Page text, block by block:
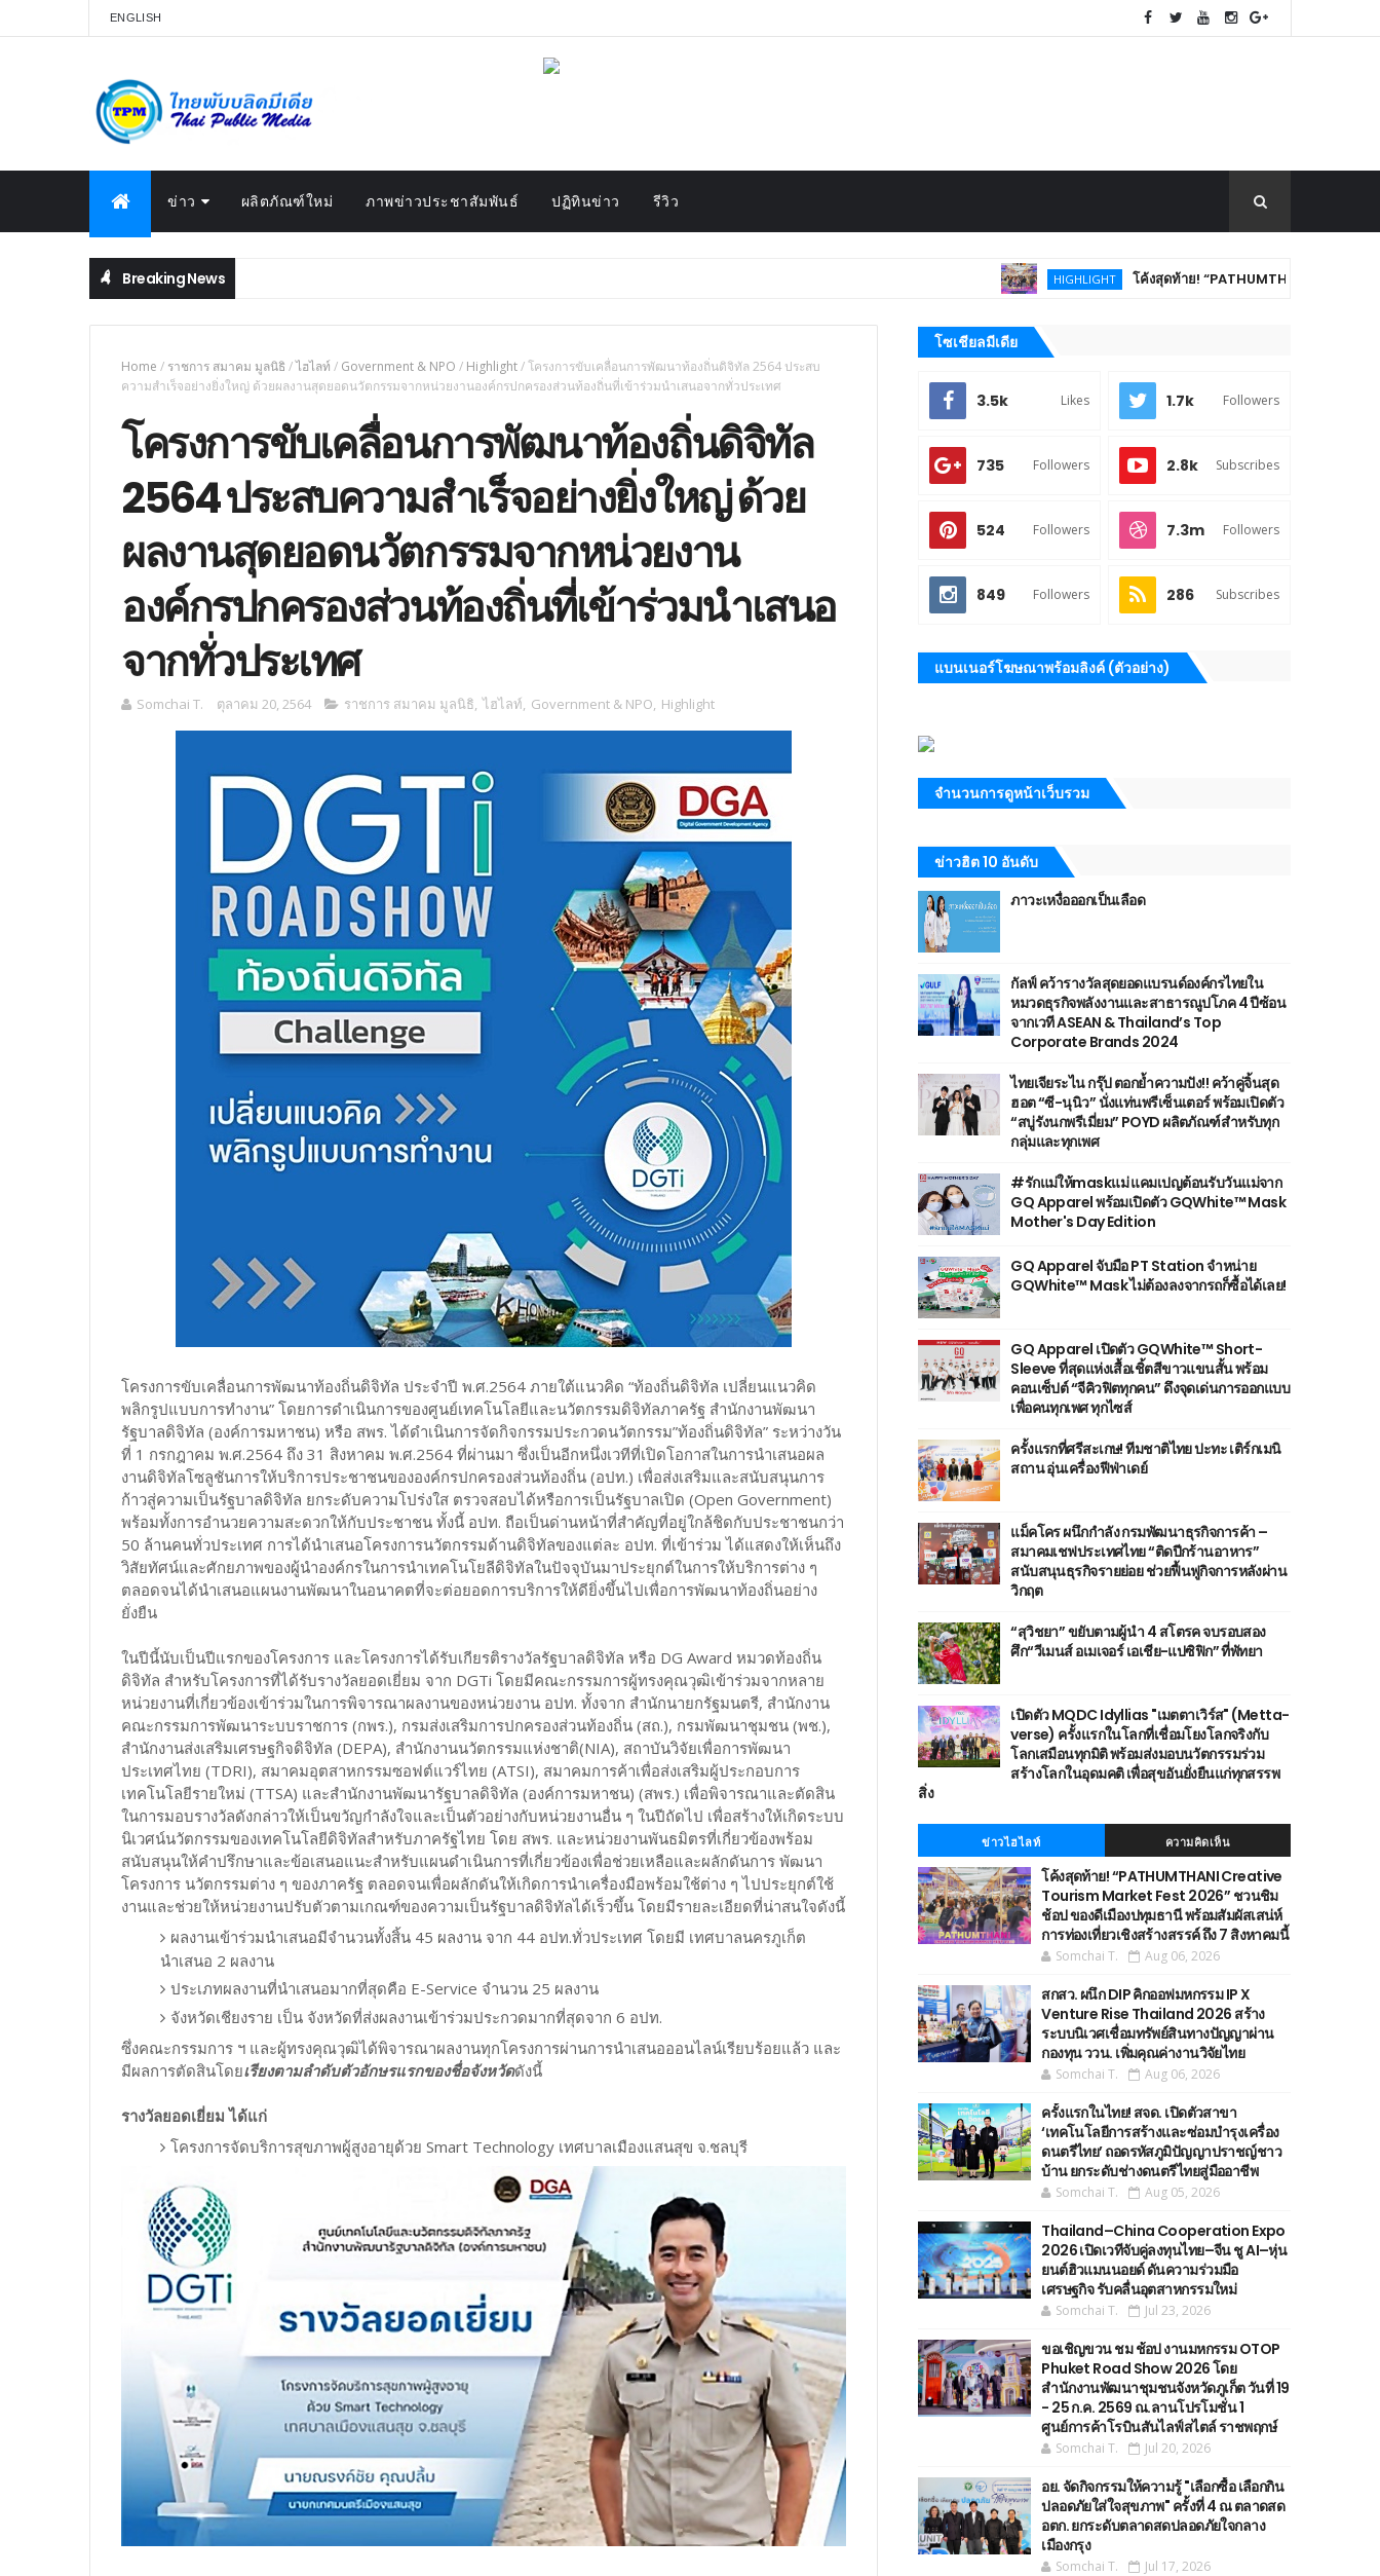
ENGLISH
ข่าว ผลิตภัณฑ์ใหม่ ภาพข่าวประชาสัมพันธ์ ปฏิทินข่าว รีวิว
Breaking News HIGHLIGHT โค้งสุดท้าย! “PATHUMTHANI Creative Tourism
Home / ราชการ สมาคม มูลนิธิ /ไฮไลท์ / Government & NPO / Highlight/โครงการขับเคลื่อนการพัฒนาท้องถิ่นดิจิทัล 2564 ประสบ
ความสำเร็จอย่างยิ่งใหญ่ ด้วยผลงานสุดยอดนวัตกรรมจากหน่วยงานองค์กรปกครองส่วนท้องถิ่นที่เข้าร่วมนำเสนอจากทั่วประเทศ
โครงการขับเคลื่อนการพัฒนาท้องถิ่นดิจิทัล
2564 ประสบความสำเร็จอย่างยิ่งใหญ่ ด้วย
ผลงานสุดยอดนวัตกรรมจากหน่วยงาน
องค์กรปกครองส่วนท้องถิ่นที่เข้าร่วมนำเสนอ
จากทั่วประเทศ
Somchai T. ตุลาคม 20, 2564 ราชการ สมาคม มูลนิธิ, ไฮไลท์, Government & NPO, Highlight
โครงการขับเคลื่อนการพัฒนาท้องถิ่นดิจิทัล ประจำปี พ.ศ.2564 ภายใต้แนวคิด “ท้องถิ่นดิจิทัล เปลี่ยนแนวคิด
พลิกรูปแบบการทำงาน” โดยการดำเนินการของศูนย์เทคโนโลยีและนวัตกรรมดิจิทัลภาครัฐ สำนักงานพัฒนา
รัฐบาลดิจิทัล (องค์การมหาชน) หรือ สพร. ได้ดำเนินการจัดกิจกรรมประกวดนวัตกรรม”ท้องถิ่นดิจิทัล” ระหว่างวัน
ที่ 1 กรกฎาคม พ.ศ.2564 ถึง 31 สิงหาคม พ.ศ.2564 ที่ผ่านมา ซึ่งเป็นอีกหนึ่งเวทีที่เปิดโอกาสในการนำเสนอผล
งานดิจิทัลโซลูชันการให้บริการประชาชนขององค์กรปกครองส่วนท้องถิ่น (อปท.) เพื่อส่งเสริมและสนับสนุนการ
ก้าวสู่ความเป็นรัฐบาลดิจิทัล ยกระดับความโปร่งใส ตรวจสอบได้หรือการเป็นรัฐบาลเปิด (Open Government)
พร้อมทั้งการอำนวยความสะดวกให้กับประชาชน ทั้งนี้ อปท. ถือเป็นด่านหน้าที่สำคัญที่อยู่ใกล้ชิดกับประชาชนกว่า
50 ล้านคนทั่วประเทศ การได้นำเสนอโครงการนวัตกรรมด้านดิจิทัลของแต่ละ อปท. ที่เข้าร่วม ได้แสดงให้เห็นถึง
วิสัยทัศน์และศักยภาพของผู้นำองค์กรในการนำเทคโนโยลีดิจิทัลในปัจจุบันมาประยุกต์ในการให้บริการต่าง ๆ
ตลอดจนได้นำเสนอแผนงานพัฒนาในอนาคตที่จะต่อยอดการบริการให้ดียิ่งขึ้นไปเพื่อการพัฒนาท้องถิ่นอย่าง
ยั่งยืน
ในปีนี้นับเป็นปีแรกของโครงการ และโครงการได้รับเกียรติรางวัลรัฐบาลดิจิทัล หรือ DG Award หมวดท้องถิ่น
ดิจิทัล สำหรับโครงการที่ได้รับรางวัลยอดเยี่ยม จาก DGTi โดยมีคณะกรรมการผู้ทรงคุณวุฒิเข้าร่วมจากหลาย
หน่วยงานที่เกี่ยวข้องเข้าร่วมในการพิจารณาผลงานของหน่วยงาน อปท. ทั้งจาก สำนักนายกรัฐมนตรี, สำนักงาน
คณะกรรมการพัฒนาระบบราชการ (กพร.), กรมส่งเสริมการปกครองส่วนท้องถิ่น (สถ.), กรมพัฒนาชุมชน (พช.),
สำนักงานส่งเสริมเศรษฐกิจดิจิทัล (DEPA), สำนักงานนวัตกรรมแห่งชาติ(NIA), สถาบันวิจัยเพื่อการพัฒนา
ประเทศไทย (TDRI), สมาคมอุตสาหกรรมซอฟต์แวร์ไทย (ATSI), สมาคมการค้าเพื่อส่งเสริมผู้ประกอบการ
เทคโนโลยีรายใหม่ (TTSA) และสำนักงานพัฒนารัฐบาลดิจิทัล (องค์การมหาชน) (สพร.) เพื่อพิจารณาและตัดสิน
ในการมอบรางวัลดังกล่าวให้เป็นขวัญกำลังใจและเป็นตัวอย่างกับหน่วยงานอื่น ๆ ในปีถัดไป เพื่อสร้างให้เกิดระบบ
นิเวศน์นวัตกรรมของเทคโนโลยีดิจิทัลสำหรับภาครัฐไทย โดย สพร. และหน่วยงานพันธมิตรที่เกี่ยวข้องพร้อม
สนับสนุนให้คำปรึกษาและข้อเสนอแนะสำหรับแผนดำเนินการที่เกี่ยวข้องเพื่อช่วยเหลือและผลักดันการ พัฒนา
โครงการ นวัตกรรมต่าง ๆ ของภาครัฐ ตลอดจนเพื่อผลักดันให้เกิดการนำเครื่องมือพร้อมใช้ต่าง ๆ ไปประยุกต์ใช้
งานและช่วยให้หน่วยงานปรับตัวตามเกณฑ์ของความเป็นรัฐบาลดิจิทัลได้เร็วขึ้น โดยมีรายละเอียดที่น่าสนใจดังนี้
ผลงานเข้าร่วมนำเสนอมีจำนวนทั้งสิ้น 45 ผลงาน จาก 44 อปท.ทั่วประเทศ โดยมี เทศบาลนครภูเก็ต
นำเสนอ 2 ผลงาน
ประเภทผลงานที่นำเสนอมากที่สุดคือ E-Service จำนวน 25 ผลงาน
จังหวัดเชียงราย เป็น จังหวัดที่ส่งผลงานเข้าร่วมประกวดมากที่สุดจาก 6 อปท.
ซึ่งคณะกรรมการ ฯ และผู้ทรงคุณวุฒิได้พิจารณาผลงานทุกโครงการผ่านการนำเสนอออนไลน์เรียบร้อยแล้ว และ
มีผลการตัดสินโดยเรียงตามลำดับตัวอักษรแรกของชื่อจังหวัดดังนี้
รางวัลยอดเยี่ยม ได้แก่
โครงการจัดบริการสุขภาพผู้สูงอายุด้วย Smart Technology เทศบาลเมืองแสนสุข จ.ชลบุรี
โซเชียลมีเดีย
3.5k Likes 1.7k Followers
735 Followers 2.8k Subscribes
524 Followers 7.3m Followers
849 Followers 286 Subscribes
แบนเนอร์โฆษณาพร้อมลิงค์ (ตัวอย่าง)
จำนวนการดูหน้าเว็บรวม
ข่าวฮิต 10 อันดับ
ภาวะเหงื่อออกเป็นเลือด
กัลฟ์ คว้ารางวัลสุดยอดแบรนด์องค์กรไทยใน
หมวดธุรกิจพลังงานและสาธารณูปโภค 4 ปีซ้อน
จากเวที ASEAN & Thailand’s Top
Corporate Brands 2024
ไทยเจียระไน กรุ๊ป ตอกย้ำความปัง!! คว้าคู่จิ้นสุด
ฮอต “ซี-นุนิว” นั่งแท่นพรีเซ็นเตอร์ พร้อมเปิดตัว
“สบู่รังนกพรีเมี่ยม” POYD ผลิตภัณฑ์สำหรับทุก
กลุ่มและทุกเพศ
#รักแม่ให้maskแม่ แคมเปญต้อนรับวันแม่จาก
GQ Apparel พร้อมเปิดตัว GQWhite™ Mask
Mother's Day Edition
GQ Apparel จับมือ PT Station จำหน่าย
GQWhite™ Mask ไม่ต้องลงจากรถก็ซื้อได้เลย!
GQ Apparel เปิดตัว GQWhite™ Short-
Sleeve ที่สุดแห่งเสื้อเชิ้ตสีขาวแขนสั้น พร้อม
คอนเซ็ปต์ “จีคิวฟิตทุกคน” ดึงจุดเด่นการออกแบบ
เพื่อคนทุกเพศ ทุกไซส์
ครั้งแรกที่ศรีสะเกษ! ทีมชาติไทย ปะทะ เติร์กเมนิ
สถาน อุ่นเครื่องฟีฟ่าเดย์
แม็คโคร ผนึกกำลัง กรมพัฒนาธุรกิจการค้า –
สมาคมเชฟประเทศไทย “ติดปีกร้านอาหาร”
สนับสนุนธุรกิจรายย่อย ช่วยฟื้นฟูกิจการหลังผ่าน
วิกฤต
“สุวิชยา” ขยับตามผู้นำ 4 สโตรค จบรอบสอง
ศึก“วีเมนส์ อเมเจอร์ เอเชีย-แปซิฟิก” ที่พัทยา
เปิดตัว MQDC Idyllias "เมตตาเวิร์ส" (Metta-
verse) ครั้งแรกในโลกที่เชื่อมโยงโลกจริงกับ
โลกเสมือนทุกมิติ พร้อมส่งมอบนวัตกรรมร่วม
สร้างโลกในอุดมคติ เพื่อสุขอันยั่งยืนแก่ทุกสรรพ
สิ่ง
ข่าวไฮไลท์ ความคิดเห็น
โค้งสุดท้าย! “PATHUMTHANI Creative
Tourism Market Fest 2026” ชวนชิม
ช้อป ของดีเมืองปทุมธานี พร้อมสัมผัสเสน่ห์
การท่องเที่ยวเชิงสร้างสรรค์ ถึง 7 สิงหาคมนี้
Somchai T. Aug 06, 2026
สกสว. ผนึก DIP คิกออฟมหกรรม IP X
Venture Rise Thailand 2026 สร้าง
ระบบนิเวศเชื่อมทรัพย์สินทางปัญญาผ่าน
กองทุน ววน. เพิ่มคุณค่างานวิจัยไทย
Somchai T. Aug 06, 2026
ครั้งแรกในไทย! สจด. เปิดตัวสาขา
‘เทคโนโลยีการสร้างและซ่อมบำรุงเครื่อง
ดนตรีไทย’ ​ถอดรหัสภูมิปัญญาปราชญ์ชาว
บ้าน ยกระดับช่างดนตรีไทยสู่มืออาชีพ
Somchai T. Aug 05, 2026
Thailand–China Cooperation Expo
2026 เปิดเวทีจับคู่ลงทุนไทย–จีน ชู AI–หุ่น
ยนต์ฮิวแมนนอยด์ ดันความร่วมมือ
เศรษฐกิจ รับคลื่นอุตสาหกรรมใหม่
Somchai T. Jul 23, 2026
ขอเชิญขวน ชม ช้อป งานมหกรรม OTOP
Phuket Road Show 2026 โดย
สำนักงานพัฒนาชุมชนจังหวัดภูเก็ต วันที่ 19
- 25 ก.ค. 2569 ณ.ลานโปรโมชั่น 1
ศูนย์การค้าโรบินสันไลฟ์สไตล์ ราชพฤกษ์
Somchai T. Jul 20, 2026
อย. จัดกิจกรรมให้ความรู้ "เลือกซื้อ เลือกกิน
ปลอดภัยใส่ใจสุขภาพ" ครั้งที่ 4 ณ ตลาดสด
อตก. ยกระดับตลาดสดปลอดภัยใจกลาง
เมืองกรุง
Somchai T. Jul 17, 2026